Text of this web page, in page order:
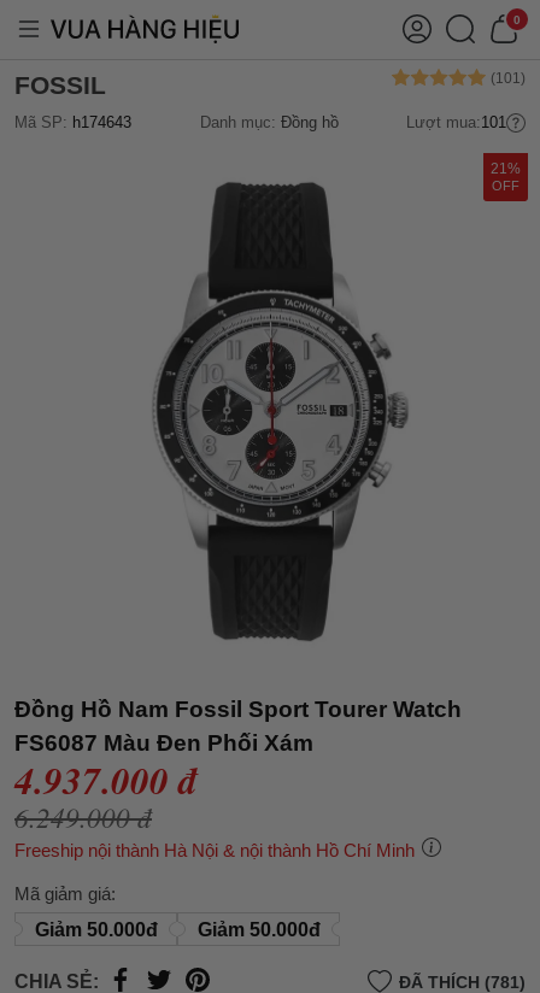
0
FOSSIL
Mã SP: h174643 Danh mục: Đồng hồ Lượt mua:101
21%
OFF
Đồng Hồ Nam Fossil Sport Tourer Watch
FS6087 Màu Đen Phối Xám
4.937.000 đ
6.249.000 đ
Freeship nội thành Hà Nội & nội thành Hồ Chí Minh
Mã giảm giá:
Giảm 50.000đ
Giảm 50.000đ
CHIA SẺ: ĐÃ THÍCH (781)